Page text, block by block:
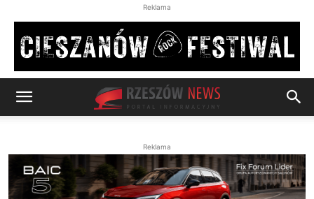
Reklama
Reklama